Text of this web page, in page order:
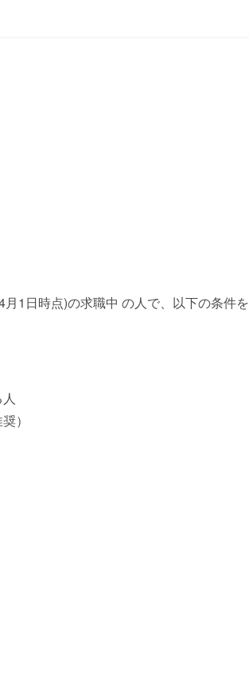
1日時点)の求職中 の人で、以下の条件を
）